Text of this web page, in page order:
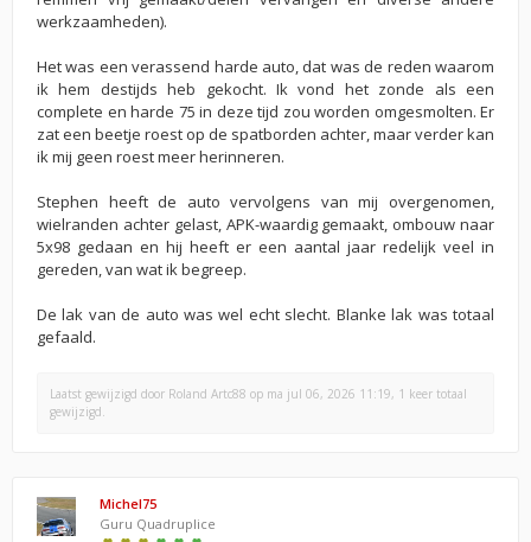
werkzaamheden).
Het was een verassend harde auto, dat was de reden waarom
ik hem destijds heb gekocht. Ik vond het zonde als een
complete en harde 75 in deze tijd zou worden omgesmolten. Er
zat een beetje roest op de spatborden achter, maar verder kan
ik mij geen roest meer herinneren.
Stephen heeft de auto vervolgens van mij overgenomen,
wielranden achter gelast, APK-waardig gemaakt, ombouw naar
5x98 gedaan en hij heeft er een aantal jaar redelijk veel in
gereden, van wat ik begreep.
De lak van de auto was wel echt slecht. Blanke lak was totaal
gefaald.
Laatst gewijzigd door Roland Artc88 op ma jul 06, 2026 11:19, 1 keer totaal
gewijzigd.
Michel75
Guru Quadruplice